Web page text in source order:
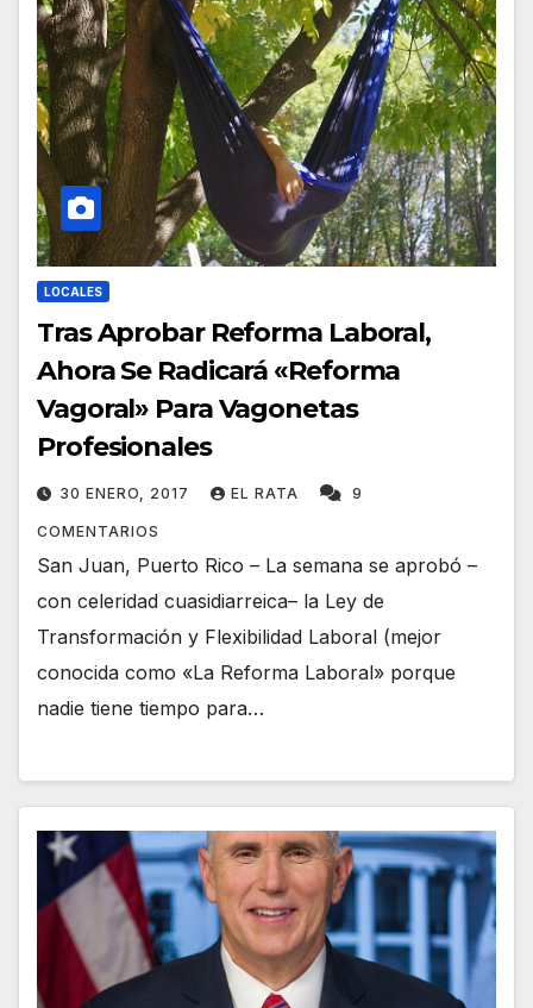
LOCALES
Tras Aprobar Reforma Laboral,
Ahora Se Radicará «Reforma
Vagoral» Para Vagonetas
Profesionales
30 ENERO, 2017 EL RATA 9
COMENTARIOS
San Juan, Puerto Rico – La semana se aprobó –
con celeridad cuasidiarreica– la Ley de
Transformación y Flexibilidad Laboral (mejor
conocida como «La Reforma Laboral» porque
nadie tiene tiempo para…